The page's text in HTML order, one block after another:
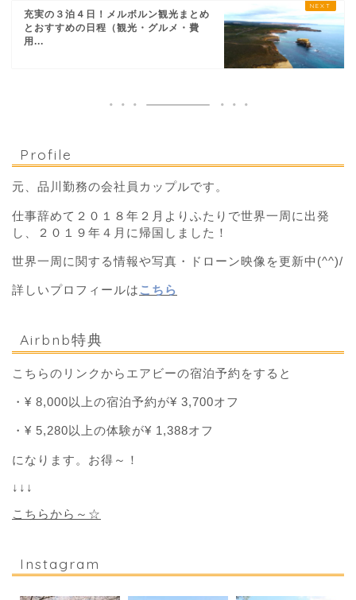
充実の３泊４日！メルボルン観光まとめ
とおすすめの日程（観光・グルメ・費
用...
Profile
元、品川勤務の会社員カップルです。
仕事辞めて２０１８年２月よりふたりで世界一周に出発
し、２０１９年４月に帰国しました！
世界一周に関する情報や写真・ドローン映像を更新中(^^)/
詳しいプロフィールは こちら
Airbnb特典
こちらのリンクからエアビーの宿泊予約をすると
・¥ 8,000以上の宿泊予約が¥ 3,700オフ
・¥ 5,280以上の体験が¥ 1,388オフ
になります。お得～！
↓↓↓
こちらから～☆
Instagram